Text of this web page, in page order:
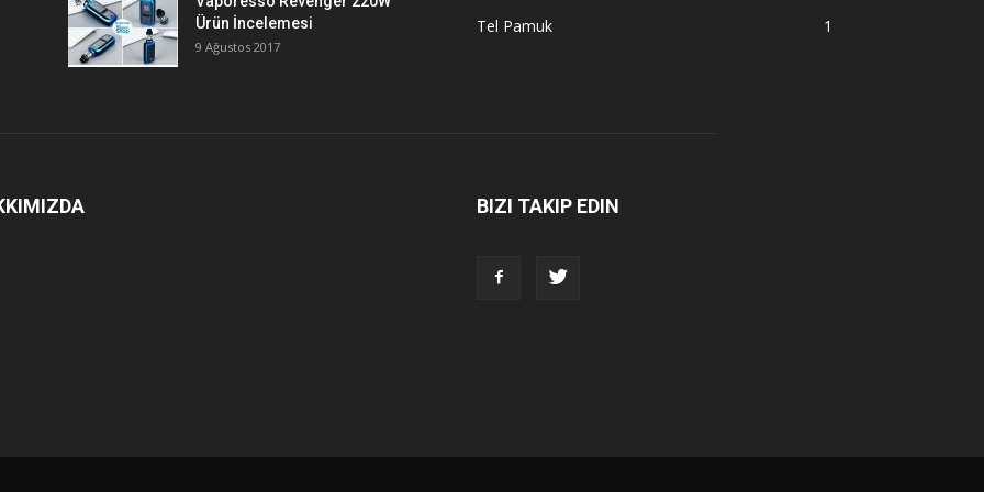
Ürün İncelemesi
9 Ağustos 2017
Tel Pamuk
1
BIZI TAKIP EDIN